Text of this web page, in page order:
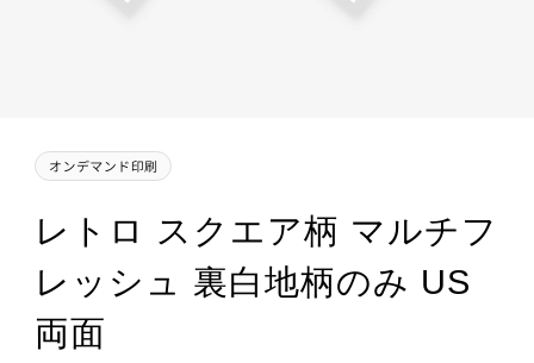
レトロ スクエア柄 マルチフ
レッシュ 裏白地柄のみ US
両面